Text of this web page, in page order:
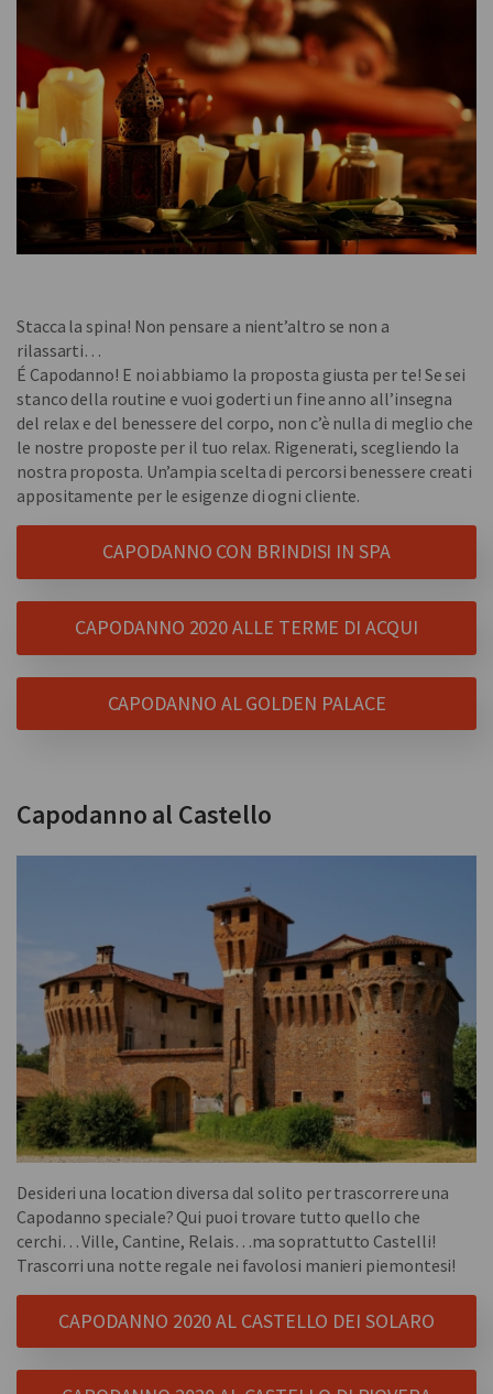
Stacca la spina! Non pensare a nient’altro se non a
rilassarti…
É Capodanno! E noi abbiamo la proposta giusta per te! Se sei
stanco della routine e vuoi goderti un fine anno all’insegna
del relax e del benessere del corpo, non c’è nulla di meglio che
le nostre proposte per il tuo relax. Rigenerati, scegliendo la
nostra proposta. Un’ampia scelta di percorsi benessere creati
appositamente per le esigenze di ogni cliente.
CAPODANNO CON BRINDISI IN SPA
CAPODANNO 2020 ALLE TERME DI ACQUI
CAPODANNO AL GOLDEN PALACE
Capodanno al Castello
Desideri una location diversa dal solito per trascorrere una
Capodanno speciale? Qui puoi trovare tutto quello che
cerchi… Ville, Cantine, Relais…ma soprattutto Castelli!
Trascorri una notte regale nei favolosi manieri piemontesi!
CAPODANNO 2020 AL CASTELLO DEI SOLARO